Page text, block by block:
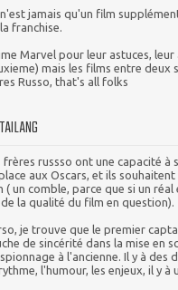
n'est jamais qu'un film
franchise.
Marvel pour leur astuces,
mais les films entre deux
Russo, that's all folks
frères russso ont une capacité
aux Oscars, et ils
( un comble, parce que si un
la qualité du film en question).
je trouve que le premier
de sincérité dans la mise en
à l'ancienne. Il y à des
l'humour, les enjeux, il y à